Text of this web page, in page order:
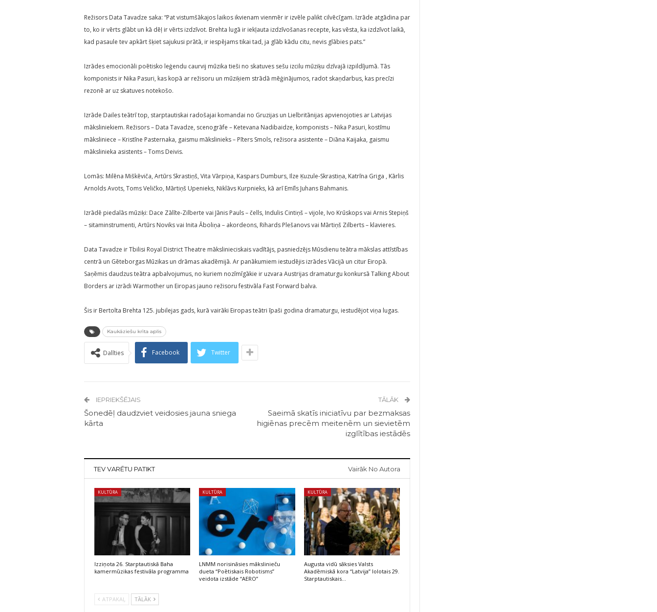
Režisors Data Tavadze saka: “Pat vistumšākajos laikos ikvienam vienmēr ir izvēle palikt cilvēcīgam. Izrāde atgādina par
to, ko ir vērts glābt un kā dēļ ir vērts izdzīvot. Brehta lugā ir iekļauta izdzīvošanas recepte, kas vēsta, ka izdzīvot laikā,
kad pasaule tev apkārt šķiet sajukusi prātā, ir iespējams tikai tad, ja glāb kādu citu, nevis glābies pats.”
Izrādes emocionāli poētisko leģendu caurvij mūzika tieši no skatuves sešu izcilu mūziķu dzīvajā izpildījumā. Tās
komponists ir Nika Pasuri, kas kopā ar režisoru un mūziķiem strādā mēģinājumos, radot skaņdarbus, kas precīzi
rezonē ar uz skatuves notekošo.
Izrāde Dailes teātrī top, starptautiskai radošajai komandai no Gruzijas un Lielbritānijas apvienojoties ar Latvijas
māksliniekiem. Režisors – Data Tavadze, scenogrāfe – Ketevana Nadibaidze, komponists – Nika Pasuri, kostīmu
māksliniece – Kristīne Pasternaka, gaismu mākslinieks – Pīters Smols, režisora asistente – Diāna Kaijaka, gaismu
mākslinieka asistents – Toms Deivis.
Lomās: Milēna Miškēviča, Artūrs Skrastiņš, Vita Vārpiņa, Kaspars Dumburs, Ilze Ķuzule-Skrastiņa, Katrīna Griga , Kārlis
Arnolds Avots, Toms Veličko, Mārtiņš Upenieks, Niklāvs Kurpnieks, kā arī Emīls Juhans Bahmanis.
Izrādē piedalās mūziķi: Dace Zālīte-Zilberte vai Jānis Pauls – čells, Indulis Cintiņš – vijole, Ivo Krūskops vai Arnis Stepiņš
– sitaminstrumenti, Artūrs Noviks vai Inita Āboliņa – akordeons, Rihards Plešanovs vai Mārtiņš Zilberts – klavieres.
Data Tavadze ir Tbilisi Royal District Theatre mākslinieciskais vadītājs, pasniedzējs Mūsdienu teātra mākslas attīstības
centrā un Gēteborgas Mūzikas un drāmas akadēmijā. Ar panākumiem iestudējis izrādes Vācijā un citur Eiropā.
Saņēmis daudzus teātra apbalvojumus, no kuriem nozīmīgākie ir uzvara Austrijas dramaturgu konkursā Talking About
Borders ar izrādi Warmother un Eiropas jauno režisoru festivāla Fast Forward balva.
Šis ir Bertolta Brehta 125. jubilejas gads, kurā vairāki Eiropas teātri īpaši godina dramaturgu, iestudējot viņa lugas.
Kaukāziešu krīta aplis
Dalīties Facebook Twitter
IEPRIEKŠĒJAIS
Šonedēļ daudzviet veidosies jauna sniega
kārta
TĀLĀK
Saeimā skatīs iniciatīvu par bezmaksas
higiēnas precēm meitenēm un sievietēm
izglītības iestādēs
TEV VARĒTU PATIKT Vairāk No Autora
KULTŪRA
Izziņota 26. Starptautiskā Baha
kamermūzikas festivāla programma
KULTŪRA
LNMM norisināsies mākslinieču
dueta “Poētiskais Robotisms”
veidota izstāde “AERO”
KULTŪRA
Augusta vidū sāksies Valsts
Akadēmiskā kora “Latvija” lolotais 29.
Starptautiskais…
ATPAKAĻ TĀLĀK